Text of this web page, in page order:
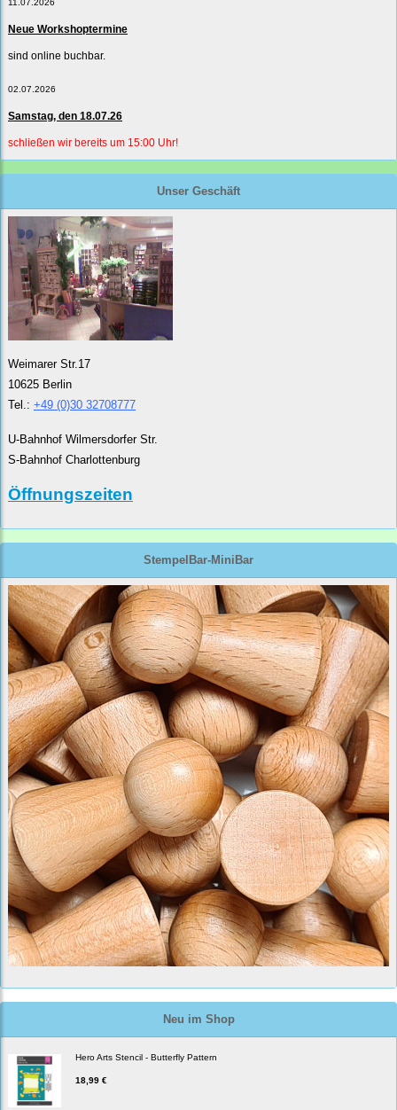
11.07.2026
Neue Workshoptermine
sind online buchbar.
02.07.2026
Samstag, den 18.07.26
schließen wir bereits um 15:00 Uhr!
Unser Geschäft
Weimarer Str.17
10625 Berlin
Tel.: +49 (0)30 32708777
U-Bahnhof Wilmersdorfer Str.
S-Bahnhof Charlottenburg
Öffnungszeiten
StempelBar-MiniBar
Neu im Shop
Hero Arts Stencil - Butterfly Pattern
18,99 €